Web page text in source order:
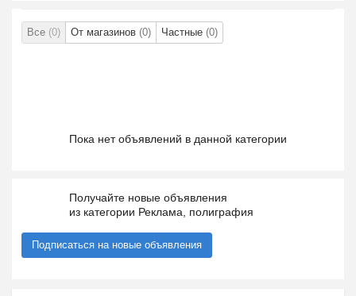
Все (0) От магазинов (0) Частные (0)
Пока нет объявлений в данной категории
Получайте новые объявления
из категории Реклама, полиграфия
Подписаться на новые объявления